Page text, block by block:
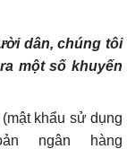
dân, chúng tôi
một số khuyến
khẩu sử dụng
ngân hàng